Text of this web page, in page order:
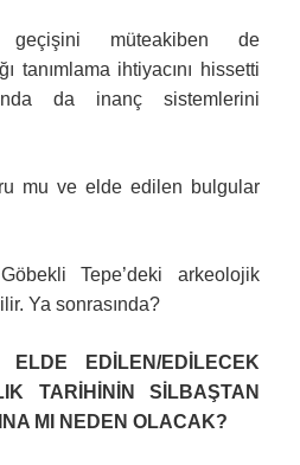
geçişini müteakiben de
tanımlama ihtiyacını hissetti
da inanç sistemlerini
mu ve elde edilen bulgular
Tepe’deki arkeolojik
Ya sonrasında?
ELDE EDİLEN/EDİLECEK
TARİHİNİN SİLBAŞTAN
MI NEDEN OLACAK?